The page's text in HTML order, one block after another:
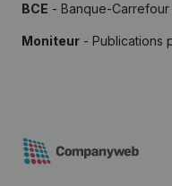
BCE - Banque-
Moniteur - Publications